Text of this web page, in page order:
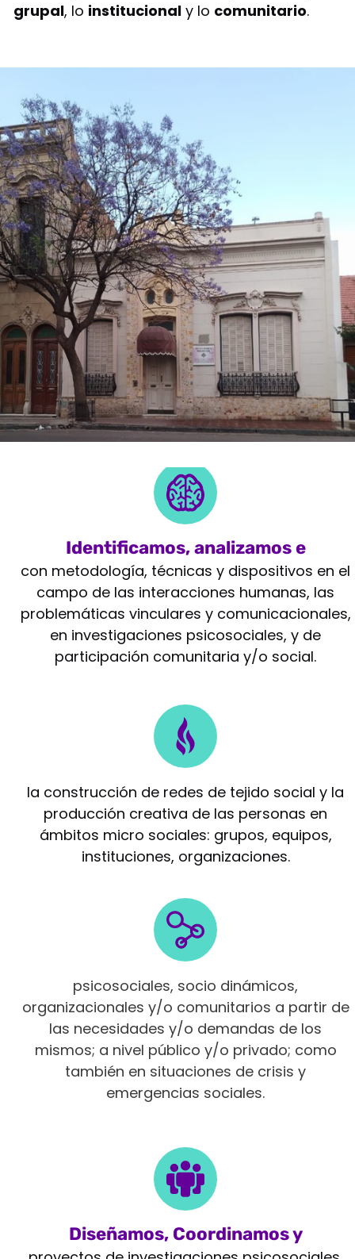
grupal, lo institucional y lo comunitario.
Identificamos, analizamos e
intervenimos
con metodología, técnicas y dispositivos en el
campo de las interacciones humanas, las
problemáticas vinculares y comunicacionales,
en investigaciones psicosociales, y de
participación comunitaria y/o social.
Potenciamos
la construcción de redes de tejido social y la
producción creativa de las personas en
ámbitos micro sociales: grupos, equipos,
instituciones, organizaciones.
Intervenimos en diferentes ámbitos
psicosociales, socio dinámicos,
organizacionales y/o comunitarios a partir de
las necesidades y/o demandas de los
mismos; a nivel público y/o privado; como
también en situaciones de crisis y
emergencias sociales.
Diseñamos, Coordinamos y